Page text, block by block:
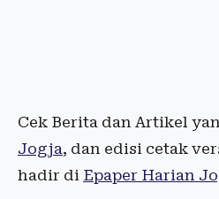
Cek Berita dan Artikel
Jogja, dan edisi cetak
hadir di Epaper Harian